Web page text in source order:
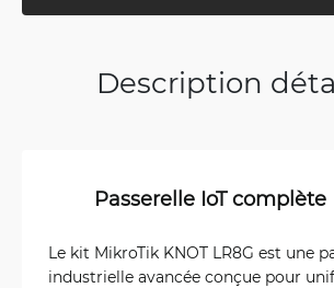
Description
Passerelle IoT complète
Le kit MikroTik KNOT LR8G est une
industrielle avancée conçue pour